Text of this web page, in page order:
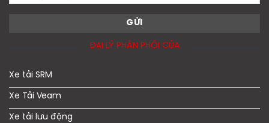
ĐẠI LÝ PHÂN PHỐI CỦA
Xe tải SRM
Xe Tải Veam
Xe tải lưu động